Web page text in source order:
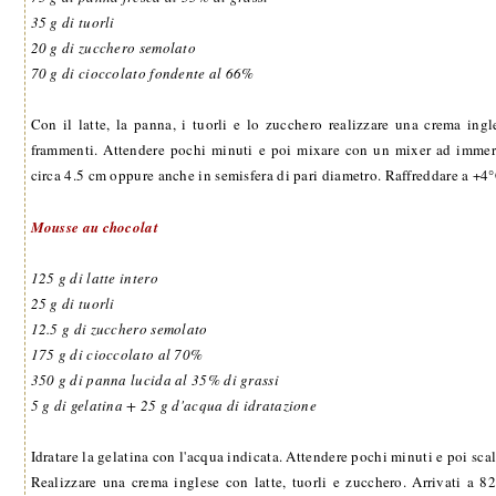
35 g di tuorli
20 g di zucchero semolato
70 g di cioccolato fondente al 66%
Con il latte, la panna, i tuorli e lo zucchero realizzare una crema
frammenti. Attendere pochi minuti e poi mixare con un mixer ad
circa 4.5 cm oppure anche in semisfera di pari diametro. Raffreddare a
Mousse au chocolat
125 g di latte intero
25 g di tuorli
12.5 g di zucchero semolato
175 g di cioccolato al 70%
350 g di panna lucida al 35% di grassi
5 g di gelatina + 25 g d'acqua di idratazione
Idratare la gelatina con l'acqua indicata. Attendere pochi minuti e poi
Realizzare una crema inglese con latte, tuorli e zucchero. Arrivati a